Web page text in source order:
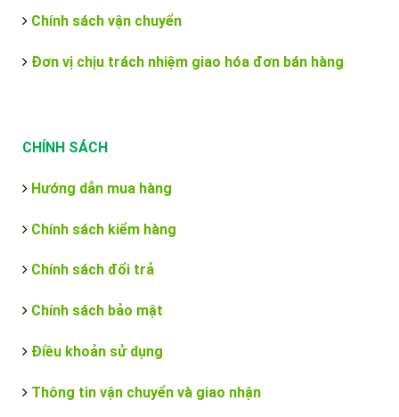
Chính sách vận chuyển
Đơn vị chịu trách nhiệm giao hóa đơn bán hàng
CHÍNH SÁCH
Hướng dẫn mua hàng
Chính sách kiểm hàng
Chính sách đổi trả
Chính sách bảo mật
Điều khoản sử dụng
Thông tin vận chuyển và giao nhận